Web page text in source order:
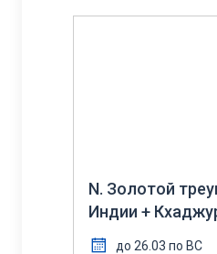
N. Золотой
Индии +
до 26.03 по ВС